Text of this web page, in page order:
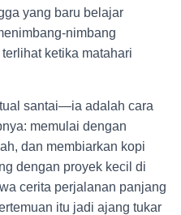
yang baru belajar
nimbang
ketika matahari
santai—ia adalah cara
memulai dengan
dan membiarkan kopi
dengan proyek kecil di
cerita perjalanan panjang
itu jadi ajang tukar